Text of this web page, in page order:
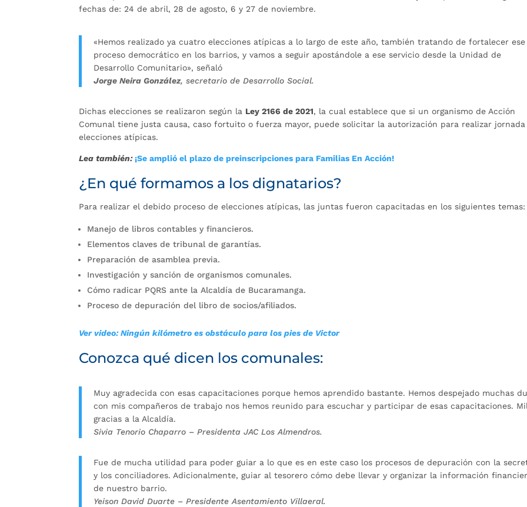
fechas de: 24 de abril, 28 de agosto, 6 y 27 de noviembre.
«Hemos realizado ya cuatro elecciones atípicas a lo largo de este año, también tratando de fortalecer ese
proceso democrático en los barrios, y vamos a seguir apostándole a ese servicio desde la Unidad de
Desarrollo Comunitario», señaló
Jorge Neira González, secretario de Desarrollo Social.
Dichas elecciones se realizaron según la Ley 2166 de 2021, la cual establece que si un organismo de Acción
Comunal tiene justa causa, caso fortuito o fuerza mayor, puede solicitar la autorización para realizar
elecciones atípicas.
Lea también:¡Se amplió el plazo de preinscripciones para Familias En Acción!
¿En qué formamos a los dignatarios?
Para realizar el debido proceso de elecciones atípicas, las juntas fueron capacitadas en los siguientes temas:
Manejo de libros contables y financieros.
Elementos claves de tribunal de garantías.
Preparación de asamblea previa.
Investigación y sanción de organismos comunales.
Cómo radicar PQRS ante la Alcaldía de Bucaramanga.
Proceso de depuración del libro de socios/afiliados.
Ver video: Ningún kilómetro es obstáculo para los pies de Victor
Conozca qué dicen los comunales:
Muy agradecida con esas capacitaciones porque hemos aprendido bastante. Hemos despejado muchas
con mis compañeros de trabajo nos hemos reunido para escuchar y participar de esas capacitaciones.
gracias a la Alcaldía.
Sivia Tenorio Chaparro – Presidenta JAC Los Almendros.
Fue de mucha utilidad para poder guiar a lo que es en este caso los procesos de depuración con la
y los conciliadores. Adicionalmente, guiar al tesorero cómo debe llevar y organizar la información
de nuestro barrio.
Yeison David Duarte – Presidente Asentamiento Villaeral.